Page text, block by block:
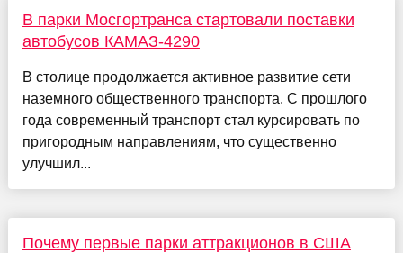
В парки Мосгортранса стартовали поставки
автобусов КАМАЗ-4290
В столице продолжается активное развитие сети
наземного общественного транспорта. С прошлого
года современный транспорт стал курсировать по
пригородным направлениям, что существенно
улучшил...
Почему первые парки аттракционов в США